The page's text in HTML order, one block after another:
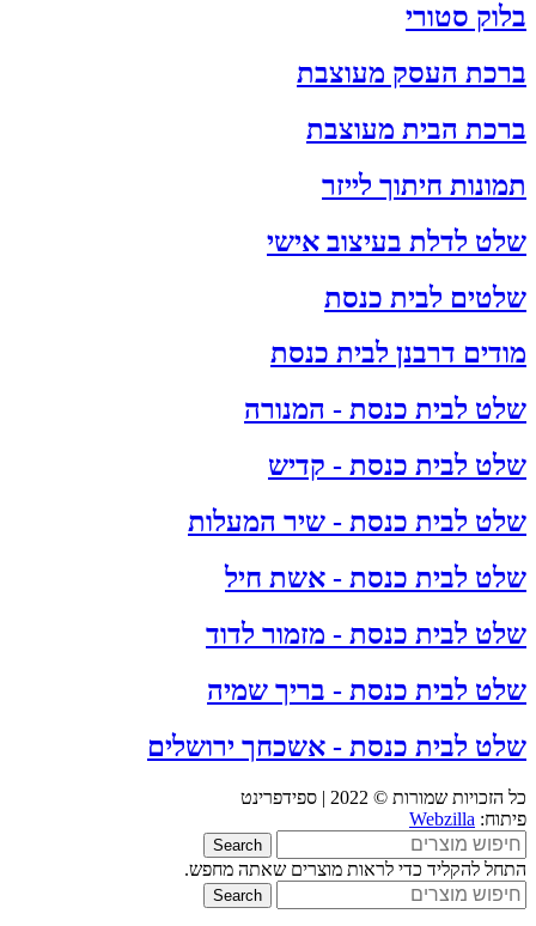
בלוק סטורי
ברכת העסק מעוצבת
ברכת הבית מעוצבת
תמונות חיתוך לייזר
שלט לדלת בעיצוב אישי
שלטים לבית כנסת
מודים דרבנן לבית כנסת
שלט לבית כנסת - המנורה
שלט לבית כנסת - קדיש
שלט לבית כנסת - שיר המעלות
שלט לבית כנסת - אשת חיל
שלט לבית כנסת - מזמור לדוד
שלט לבית כנסת - בריך שמיה
שלט לבית כנסת - אשכחך ירושלים
כל הזכויות שמורות © 2022 | ספידפרינט
פיתוח: Webzilla
Search
התחל להקליד כדי לראות מוצרים שאתה מחפש.
Search